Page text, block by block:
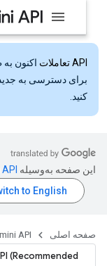
API تعاملات
اکنون به
کنید.
این صفحه به‌وسیله
صفحه اصلی API
(Recommended)